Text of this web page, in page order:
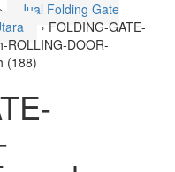
›
Jual Folding Gate
› FOLDING-GATE-
ROLLING-DOOR-
(188)